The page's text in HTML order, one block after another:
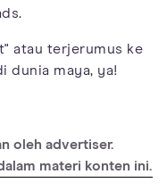
atau terjerumus ke
dunia maya, ya!
2018/05/31/teens-
oleh advertiser.
materi konten ini.